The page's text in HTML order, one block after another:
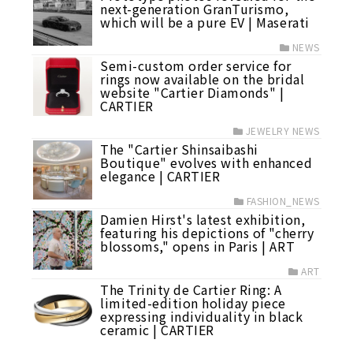
next-generation GranTurismo,
which will be a pure EV | Maserati
NEWS
Semi-custom order service for
rings now available on the bridal
website "Cartier Diamonds" |
CARTIER
JEWELRY NEWS
The "Cartier Shinsaibashi
Boutique" evolves with enhanced
elegance | CARTIER
FASHION_NEWS
Damien Hirst's latest exhibition,
featuring his depictions of "cherry
blossoms," opens in Paris | ART
ART
The Trinity de Cartier Ring: A
limited-edition holiday piece
expressing individuality in black
ceramic | CARTIER